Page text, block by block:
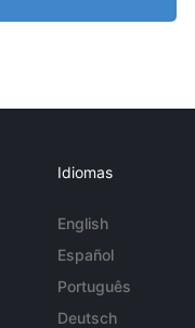
Idiomas
English
Español
Português
Deutsch